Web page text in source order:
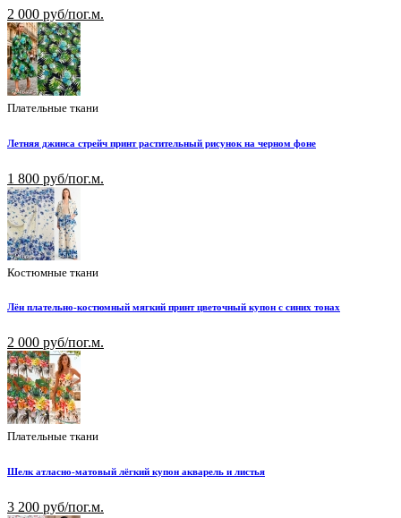
2 000 руб/пог.м.
Плательные ткани
Летняя джинса стрейч принт растительный рисунок на черном фоне
1 800 руб/пог.м.
Костюмные ткани
Лён плательно-костюмный мягкий принт цветочный купон с синих тонах
2 000 руб/пог.м.
Плательные ткани
Шелк атласно-матовый лёгкий купон акварель и листья
3 200 руб/пог.м.